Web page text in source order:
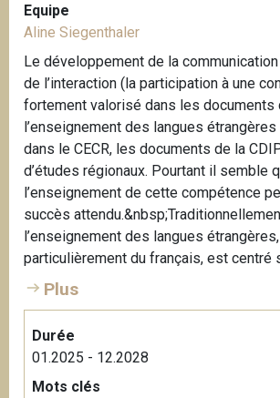
Equipe
Aline Siegenthaler
Le développement de la
de l’interaction (la participation à une
fortement valorisé dans les documents
l’enseignement des langues
dans le CECR, les documents de la
d’études régionaux. Pourtant il semble
l’enseignement de cette compétence
succès
l’enseignement des langues
particulièrement du français, est centré
Plus
Durée
01.2025 - 12.2028
Mots clés